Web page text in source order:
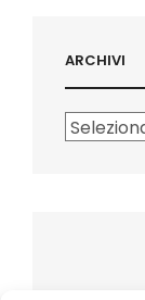
ARCHIVI
Archivi